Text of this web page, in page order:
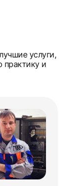
услуги,
практику и